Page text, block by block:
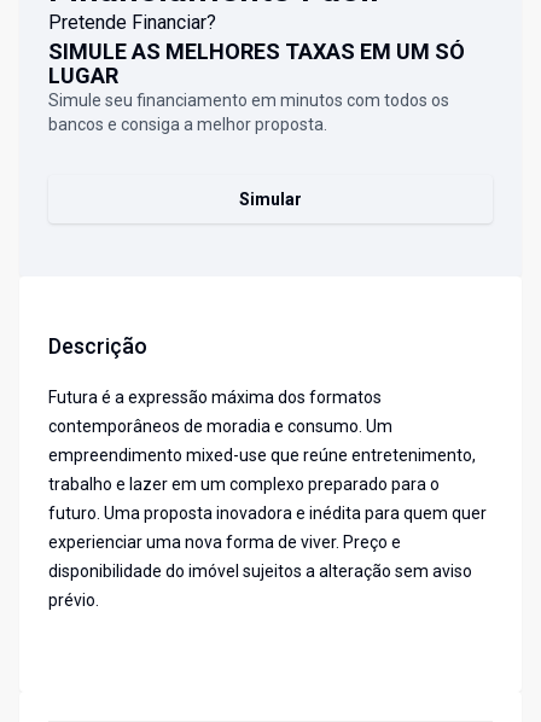
Pretende Financiar?
SIMULE AS MELHORES TAXAS EM UM SÓ
LUGAR
Simule seu financiamento em minutos com todos os
bancos e consiga a melhor proposta.
Simular
Descrição
Futura é a expressão máxima dos formatos
contemporâneos de moradia e consumo. Um
empreendimento mixed-use que reúne entretenimento,
trabalho e lazer em um complexo preparado para o
futuro. Uma proposta inovadora e inédita para quem quer
experienciar uma nova forma de viver. Preço e
disponibilidade do imóvel sujeitos a alteração sem aviso
prévio.